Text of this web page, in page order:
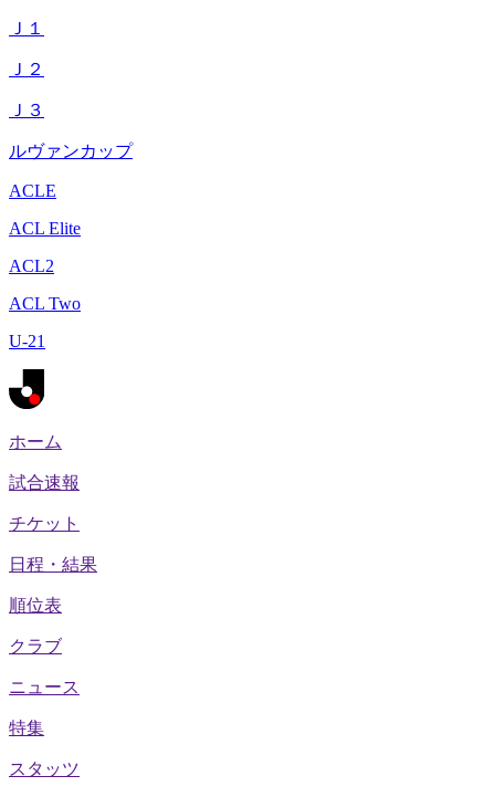
Ｊ１
Ｊ２
Ｊ３
ルヴァンカップ
ACLE
ACL Elite
ACL2
ACL Two
U-21
ホーム
試合速報
チケット
日程・結果
順位表
クラブ
ニュース
特集
スタッツ